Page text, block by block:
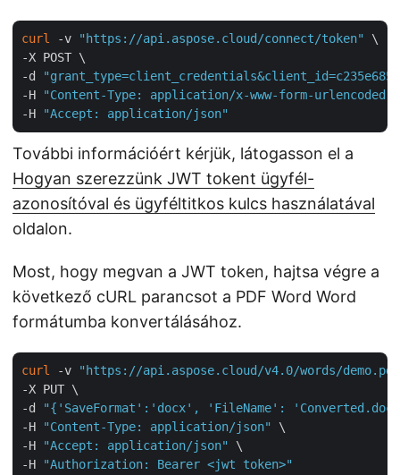
curl -v "https://api.aspose.cloud/connect/token"
\
-X POST \
-d
"grant_type=client_credentials&client_id=c235e685-
-H
"Content-Type: application/x-www-form-urlencoded"
-H
"Accept: application/json"
További információért kérjük, látogasson el a
Hogyan szerezzünk JWT tokent ügyfél-
azonosítóval és ügyféltitkos kulcs használatával
oldalon.
Most, hogy megvan a JWT token, hajtsa végre a
következő cURL parancsot a PDF Word Word
formátumba konvertálásához.
curl -v
"https://api.aspose.cloud/v4.0/words/
-X PUT \
-d
"{'SaveFormat':'docx', 'FileName':
-H
"Content-Type: application/json"
\
-H
"Accept: application/json"
\
-H
"Authorization: Bearer <jwt token>"